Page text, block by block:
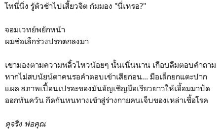
โทนี่นิ่ง รู้ตัวช้าไปเสี้ยวจิต ก้มมอง "นี่เหรอ?"
จอมเวทย์พยักหน้า
ผมช่อเล็กร่วงปรกตกลงมา
เขามองตามความพลิ้วไหวน้อยๆ นั้นเนิ่นนาน เกือบลืมตอบคำถาม
หากไม่สบนัยน์ตาคนรอคำตอบเข้าเสียก่อน... มือเล็กยกแตะปาก
แผล สภาพเปื้อนเปรอะของมันอัญเชิญมือเรียวยาวให้เอื้อมมาปัด
ออกทันควัน กีดกันหนทางเข้าสู่ร่างกายคนเจ็บของเหล่าเชื้อโรค
ดุจริง พ่อคุณ